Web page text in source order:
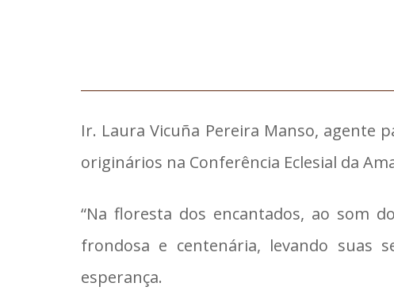
Ir. Laura Vicuña Pereira Manso, agente
originários na Conferência Eclesial da
“Na floresta dos encantados, ao som
frondosa e centenária, levando suas
esperança.